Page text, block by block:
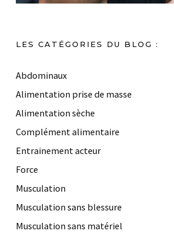
LES CATÉGORIES DU BLOG :
Abdominaux
Alimentation prise de masse
Alimentation sèche
Complément alimentaire
Entrainement acteur
Force
Musculation
Musculation sans blessure
Musculation sans matériel